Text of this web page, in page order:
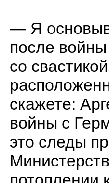
— Я
после
со
скажете:
войны с
это следы